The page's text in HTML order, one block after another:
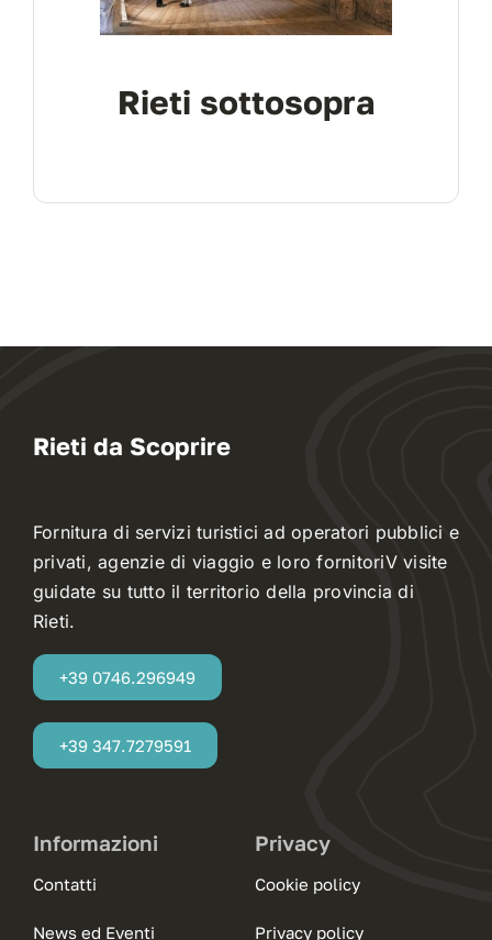
Rieti sottosopra
Rieti da Scoprire
Fornitura di servizi turistici ad operatori pubblici e
privati, agenzie di viaggio e loro fornitoriV visite
guidate su tutto il territorio della provincia di
Rieti.
+39 0746.296949
+39 347.7279591
Informazioni
Contatti
News ed Eventi
Privacy
Cookie policy
Privacy policy